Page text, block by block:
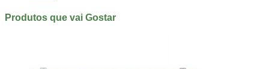
Produtos que vai Gostar